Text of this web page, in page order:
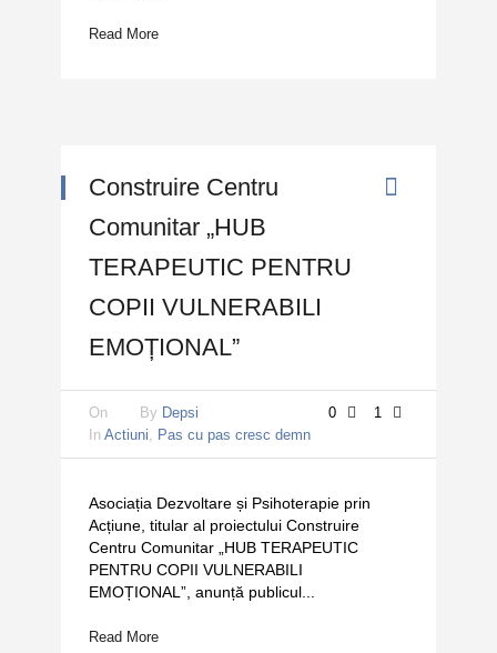
Read More
Construire Centru
Comunitar „HUB
TERAPEUTIC PENTRU
COPII VULNERABILI
EMOȚIONAL”
0 1
On By Depsi
In Actiuni, Pas cu pas cresc demn
Asociația Dezvoltare și Psihoterapie prin
Acțiune, titular al proiectului Construire
Centru Comunitar „HUB TERAPEUTIC
PENTRU COPII VULNERABILI
EMOȚIONAL”, anunță publicul...
Read More